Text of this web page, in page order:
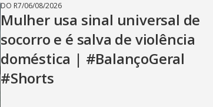
DO R7/06/08/2026
Mulher usa sinal universal de
socorro e é salva de violência
doméstica | #BalançoGeral
#Shorts